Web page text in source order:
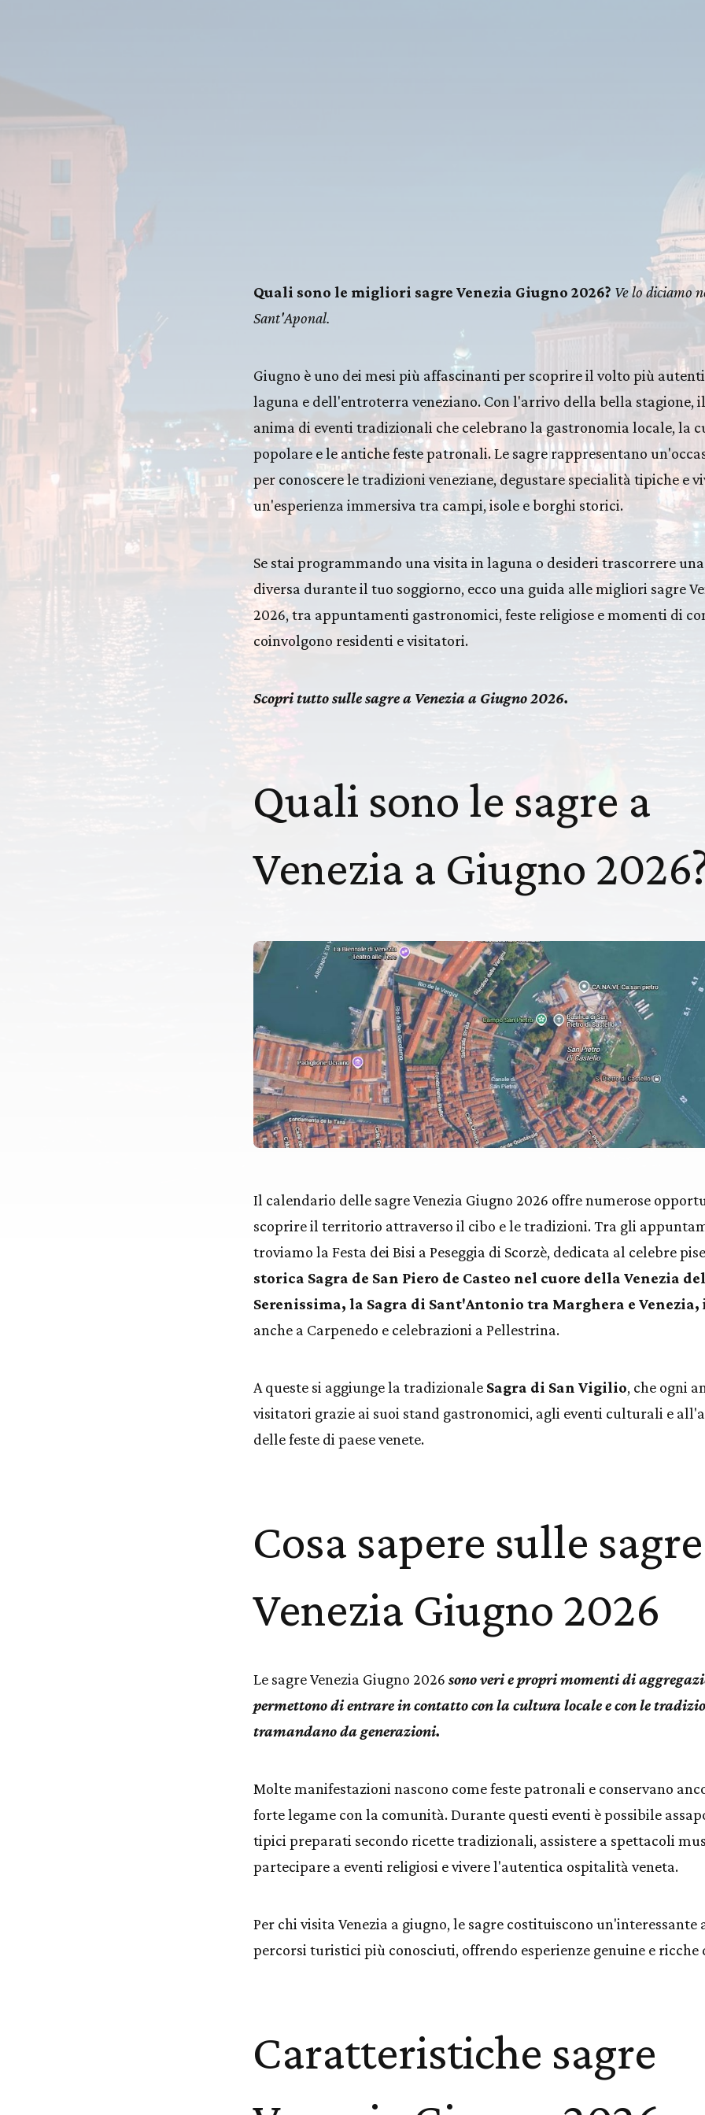
Quali sono le migliori sagre Venezia Giugno 2026? Ve lo diciamo
Sant'Aponal.
Giugno è uno dei mesi più affascinanti per scoprire il volto più
laguna e dell'entroterra veneziano. Con l'arrivo della bella stagione,
anima di eventi tradizionali che celebrano la gastronomia locale, la
popolare e le antiche feste patronali. Le sagre rappresentano
per conoscere le tradizioni veneziane, degustare specialità tipiche e
un'esperienza immersiva tra campi, isole e borghi storici.
Se stai programmando una visita in laguna o desideri trascorrere
diversa durante il tuo soggiorno, ecco una guida alle migliori sagre
2026, tra appuntamenti gastronomici, feste religiose e momenti di
coinvolgono residenti e visitatori.
Scopri tutto sulle sagre a Venezia a Giugno 2026.
Quali sono le sagre a
Venezia a Giugno
Il calendario delle sagre Venezia Giugno 2026 offre numerose
scoprire il territorio attraverso il cibo e le tradizioni. Tra gli
troviamo la Festa dei Bisi a Peseggia di Scorzè, dedicata al celebre
storica Sagra de San Piero de Casteo nel cuore della Venezia
Serenissima, la Sagra di Sant'Antonio tra Marghera e Venezia,
anche a Carpenedo e celebrazioni a Pellestrina.
A queste si aggiunge la tradizionale Sagra di San Vigilio, che ogni
visitatori grazie ai suoi stand gastronomici, agli eventi culturali e
delle feste di paese venete.
Cosa sapere sulle sagre
Venezia Giugno 2026
Le sagre Venezia Giugno 2026 sono veri e propri momenti di
permettono di entrare in contatto con la cultura locale e con le
tramandano da generazioni.
Molte manifestazioni nascono come feste patronali e conservano
forte legame con la comunità. Durante questi eventi è possibile
tipici preparati secondo ricette tradizionali, assistere a spettacoli
partecipare a eventi religiosi e vivere l'autentica ospitalità veneta.
Per chi visita Venezia a giugno, le sagre costituiscono
percorsi turistici più conosciuti, offrendo esperienze genuine e ricche
Caratteristiche sagre